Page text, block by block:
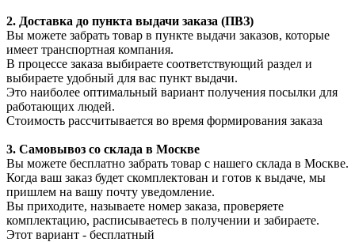
2. Доставка до пункта выдачи заказа (ПВЗ)
Вы можете забрать товар в пункте выдачи заказов, которые
имеет транспортная компания.
В процессе заказа выбираете соответствующий раздел и
выбираете удобный для вас пункт выдачи.
Это наиболее оптимальный вариант получения посылки для
работающих людей.
Стоимость рассчитывается во время формирования заказа
3. Самовывоз со склада в Москве
Вы можете бесплатно забрать товар с нашего склада в Москве.
Когда ваш заказ будет скомплектован и готов к выдаче, мы
пришлем на вашу почту уведомление.
Вы приходите, называете номер заказа, проверяете
комплектацию, расписываетесь в получении и забираете.
Этот вариант - бесплатный